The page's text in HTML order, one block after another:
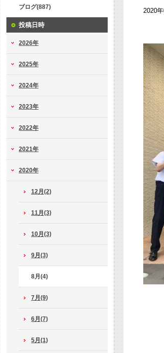
ブログ(887)
投稿日時
2026年
2025年
2024年
2023年
2022年
2021年
2020年
12月(2)
11月(3)
10月(3)
9月(3)
8月(4)
7月(9)
6月(7)
5月(1)
2020